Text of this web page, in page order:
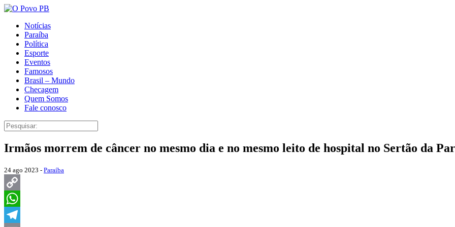
Notícias
Paraíba
Política
Esporte
Eventos
Famosos
Brasil – Mundo
Checagem
Quem Somos
Fale conosco
Irmãos morrem de câncer no mesmo dia e no mesmo leito de hospital no Sertão da
24 ago 2023 - Paraíba
Copy
Link
WhatsApp